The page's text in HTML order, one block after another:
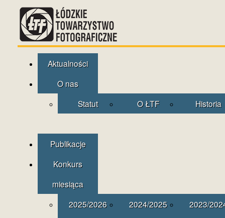
Aktualności
O nas
Statut
O ŁTF Historia
Publikacje
Konkurs
miesiąca
2025/2026
2024/2025
2023/